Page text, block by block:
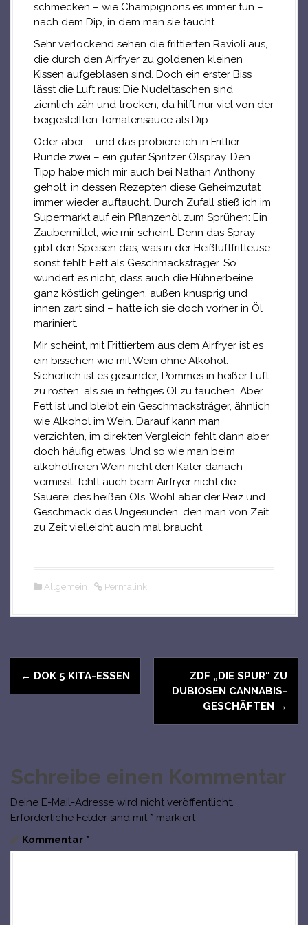
schmecken – wie Champignons es immer tun –
nach dem Dip, in dem man sie taucht.
Sehr verlockend sehen die frittierten Ravioli aus,
die durch den Airfryer zu goldenen kleinen
Kissen aufgeblasen sind. Doch ein erster Biss
lässt die Luft raus: Die Nudeltaschen sind
ziemlich zäh und trocken, da hilft nur viel von der
beigestellten Tomatensauce als Dip.
Oder aber – und das probiere ich in Frittier-
Runde zwei – ein guter Spritzer Ölspray. Den
Tipp habe mich mir auch bei Nathan Anthony
geholt, in dessen Rezepten diese Geheimzutat
immer wieder auftaucht. Durch Zufall stieß ich im
Supermarkt auf ein Pflanzenöl zum Sprühen: Ein
Zaubermittel, wie mir scheint. Denn das Spray
gibt den Speisen das, was in der Heißluftfritteuse
sonst fehlt: Fett als Geschmacksträger. So
wundert es nicht, dass auch die Hühnerbeine
ganz köstlich gelingen, außen knusprig und
innen zart sind – hatte ich sie doch vorher in Öl
mariniert.
Mir scheint, mit Frittiertem aus dem Airfryer ist es
ein bisschen wie mit Wein ohne Alkohol:
Sicherlich ist es gesünder, Pommes in heißer Luft
zu rösten, als sie in fettiges Öl zu tauchen. Aber
Fett ist und bleibt ein Geschmacksträger, ähnlich
wie Alkohol im Wein. Darauf kann man
verzichten, im direkten Vergleich fehlt dann aber
doch häufig etwas. Und so wie man beim
alkoholfreien Wein nicht den Kater danach
vermisst, fehlt auch beim Airfryer nicht die
Sauerei des heißen Öls. Wohl aber der Reiz und
Geschmack des Ungesunden, den man von Zeit
zu Zeit vielleicht auch mal braucht.
Allgemein Permalink
N
a
g
a
t
← DOK 5 KITA-ESSEN
ZDF „DIE SPUR“ ZU
DUBIOSEN CANNABIS-
GESCHÄFTEN →
Schreibe einen Kommentar
Deine E-Mail-Adresse wird nicht veröffentlicht.
Erforderliche Felder sind mit * markiert
Kommentar *